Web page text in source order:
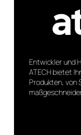
Entwickler und
ATECH bietet
Produkten, von